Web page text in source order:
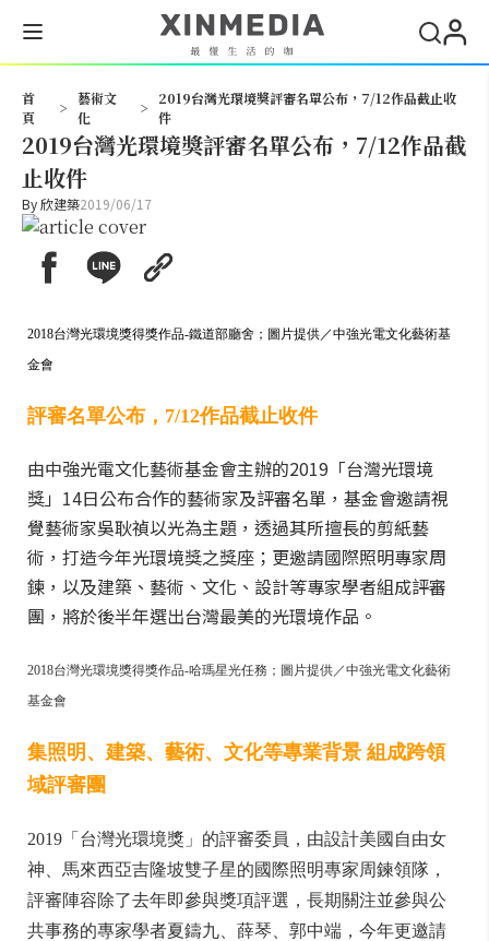
首
頁
>
藝術文
化
>
2019台灣光環境獎評審名單公布，7/12作品截止收
件
2019台灣光環境獎評審名單公布，7/12作品截
止收件
By欣建築2019/06/17
2018台灣光環境獎得獎作品-鐵道部廳舍；圖片提供／中強光電文化藝術基
金會
評審名單公布，7/12作品截止收件
由中強光電文化藝術基金會主辦的2019「台灣光環境
獎」14日公布合作的藝術家及評審名單，基金會邀請視
覺藝術家吳耿禎以光為主題，透過其所擅長的剪紙藝
術，打造今年光環境獎之獎座；更邀請國際照明專家周
鍊，以及建築、藝術、文化、設計等專家學者組成評審
團，將於後半年選出台灣最美的光環境作品。
2018台灣光環境獎得獎作品-哈瑪星光任務；圖片提供／中強光電文化藝術
基金會
集照明、建築、藝術、文化等專業背景 組成跨領
域評審團
2019「台灣光環境獎」的評審委員，由設計美國自由女
神、馬來西亞吉隆坡雙子星的國際照明專家周鍊領隊，
評審陣容除了去年即參與獎項評選，長期關注並參與公
共事務的專家學者夏鑄九、薛琴、郭中端，今年更邀請